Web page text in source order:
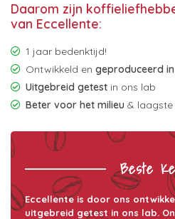
Daarom zijn
van Eccellente:
1 jaar bedenktijd!
Ontwikkeld en geproduceerd
Uitgebreid getest in ons lab
Beter voor het milieu &
Beste
Eccellente is door ons
uitgebreid getest in ons lab.